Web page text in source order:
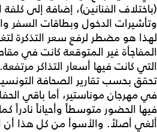
(باختلاف الفنانين)، إضافة إلى
وتأشيرات الدخول وبطاقات السفر
لهذا هو مضطر لرفع سعر التذكرة
المفاجأة غير المتوقعة كانت في
التي كانت فيها أسعار التذاكر
تحقق بحسب تقارير الصحافة
في مهرجان موناستير، أما باقي
فيها الحضور متوسطاً وأحياناً نادراً
ألغي أصلاً. والأسوأ من كل هذا